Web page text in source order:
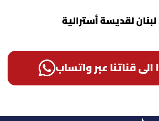
لقديسة أسترالية
الى قناتنا عبر واتساب